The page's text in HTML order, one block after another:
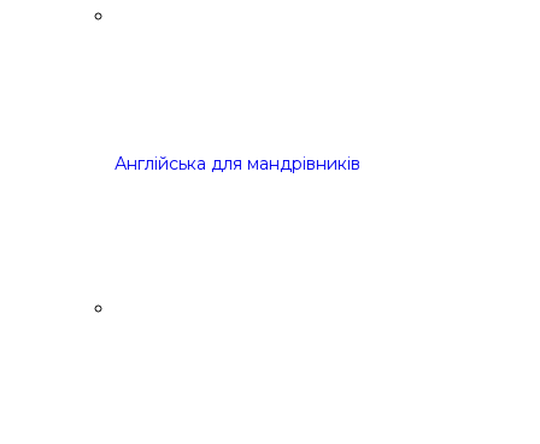
Англійська для мандрівників